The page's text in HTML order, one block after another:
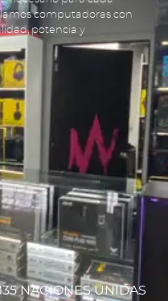
computadoras con
potencia y
NACIONES UNIDAS